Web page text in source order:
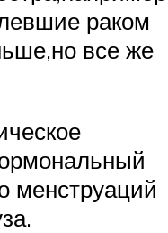
раком
все же
менструаций